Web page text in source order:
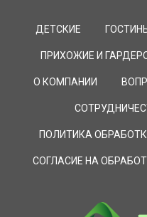
ДЕТСКИЕ
ПРИХОЖИЕ И
О КОМПАНИИ
ПОЛИТИКА
СОГЛАСИЕ НА